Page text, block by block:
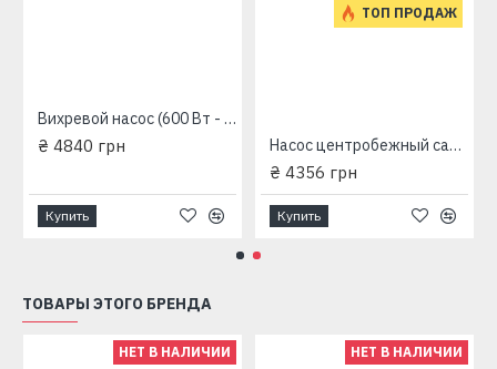
Вихревой насос (600 Вт - 50 л/мин - напор: 60 м - медь) LEO Aquatica APm60 775133
₴ 4840 грн
Купить
ТОП ПРОДАЖ
Насос центробежный самовсасывающий Aquаtica LKJ-600P(775301)+600Вт+50л/мин+31м
₴ 4356 грн
Купить
ТОВАРЫ ЭТОГО БРЕНДА
НЕТ В НАЛИЧИИ НЕТ В НАЛИЧИИ